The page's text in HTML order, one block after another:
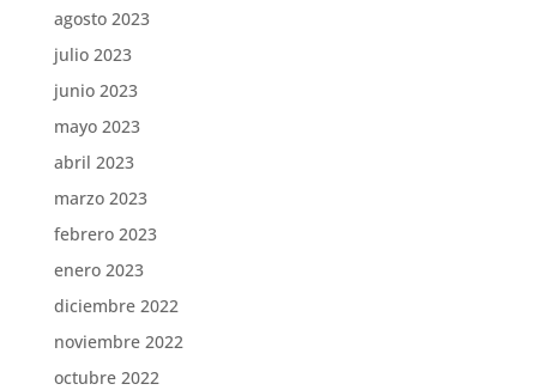
agosto 2023
julio 2023
junio 2023
mayo 2023
abril 2023
marzo 2023
febrero 2023
enero 2023
diciembre 2022
noviembre 2022
octubre 2022